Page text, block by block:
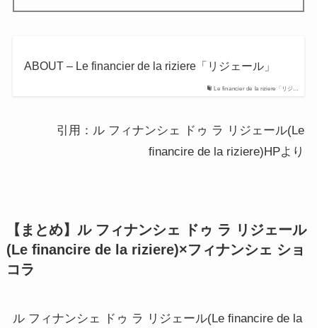
Le financier de la riziere「リジ…
ABOUT – Le financier de la riziere「リジェール」
引用：ル フィナンシェ ドゥ ラ リジェール(Le
ﬁnancire de la riziere)HPより
【まとめ】ル フィナンシェ ドゥ ラ リジェール
(Le ﬁnancire de la riziere)×フィナンシェ ショ
コラ
ル フィナンシェ ドゥ ラ リジェール(Le ﬁnancire de la